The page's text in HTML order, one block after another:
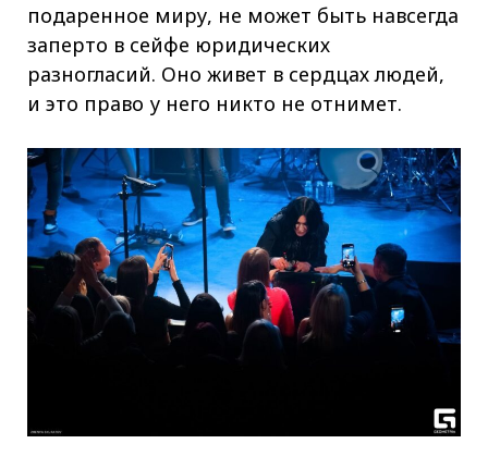
подаренное миру, не может быть навсегда
заперто в сейфе юридических
разногласий. Оно живет в сердцах людей,
и это право у него никто не отнимет.